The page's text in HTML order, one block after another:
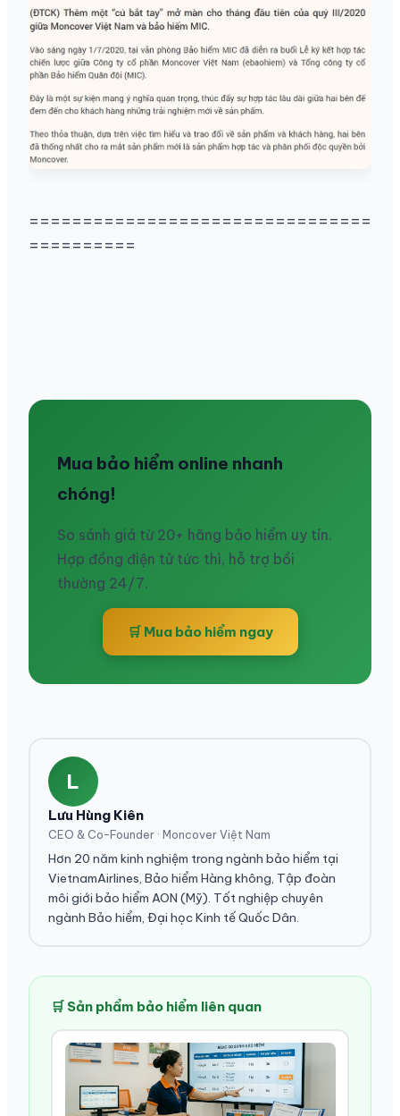
================================
==========
Mua bảo hiểm online nhanh
chóng!
So sánh giá từ 20+ hãng bảo hiểm uy tín.
Hợp đồng điện tử tức thì, hỗ trợ bồi
thường 24/7.
🛒 Mua bảo hiểm ngay
L
Lưu Hùng Kiên
CEO & Co-Founder · Moncover Việt Nam
Hơn 20 năm kinh nghiệm trong ngành bảo hiểm tại
VietnamAirlines, Bảo hiểm Hàng không, Tập đoàn
môi giới bảo hiểm AON (Mỹ). Tốt nghiệp chuyên
ngành Bảo hiểm, Đại học Kinh tế Quốc Dân.
🛒 Sản phẩm bảo hiểm liên quan